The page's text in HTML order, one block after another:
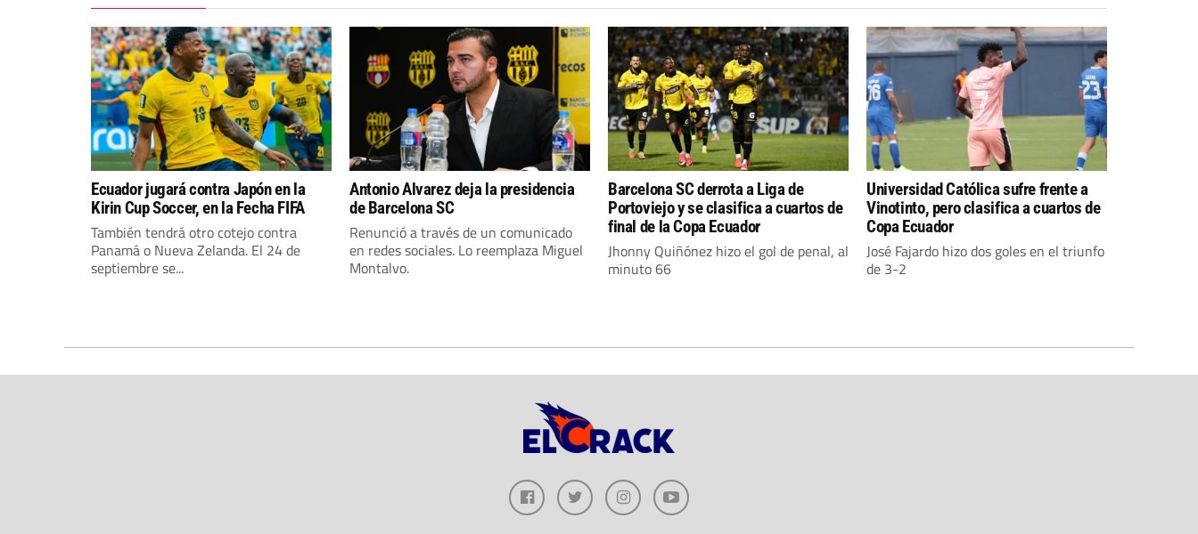
Ecuador jugará contra Japón en la
Kirin Cup Soccer, en la Fecha FIFA
También tendrá otro cotejo contra
Panamá o Nueva Zelanda. El 24 de
septiembre se...
Antonio Alvarez deja la presidencia
de Barcelona SC
Renunció a través de un comunicado
en redes sociales. Lo reemplaza Miguel
Montalvo.
Barcelona SC derrota a Liga de
Portoviejo y se clasifica a cuartos de
final de la Copa Ecuador
Jhonny Quiñónez hizo el gol de penal, al
minuto 66
Universidad Católica sufre frente a
Vinotinto, pero clasifica a cuartos de
Copa Ecuador
José Fajardo hizo dos goles en el triunfo
de 3-2